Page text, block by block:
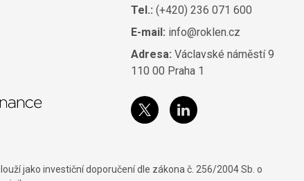
Tel.: (+420) 236 071 600
E-mail: info@roklen.cz
Adresa: Václavské náměstí 9
110 00 Praha 1
jako investiční doporučení dle zákona č. 256/2004 Sb. o